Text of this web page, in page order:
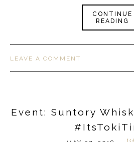
CONTINUE
READING
LEAVE A COMMENT
Event: Suntory